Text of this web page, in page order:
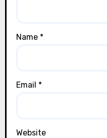
Name *
Email *
Website